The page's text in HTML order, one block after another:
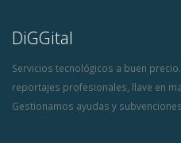
DiGGital
Servicios tecnológicos a buen
reportajes profesionales, llave en
Gestionamos ayudas y